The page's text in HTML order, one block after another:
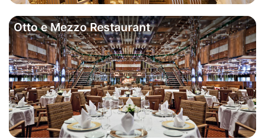
Otto e Mezzo Restaurant